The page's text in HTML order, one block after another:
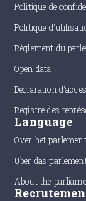
Politique de
Politique
Règlement du
Open data
Déclaration
Registre des
Language
Over het parlement
Uber das
About the